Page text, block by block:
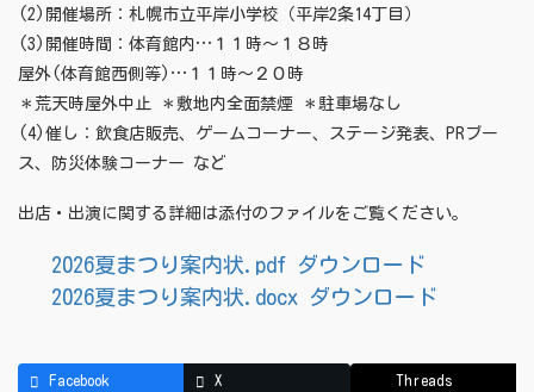
(2)開催場所：札幌市立平岸小学校（平岸2条14丁目）
(3)開催時間：体育館内…１１時～１８時
屋外(体育館西側等)…１１時～２０時
＊荒天時屋外中止 ＊敷地内全面禁煙 ＊駐車場なし
(4)催し：飲食店販売、ゲームコーナー、ステージ発表、PRブー
ス、防災体験コーナー など
出店・出演に関する詳細は添付のファイルをご覧ください。
2026夏まつり案内状.pdf ダウンロード
2026夏まつり案内状.docx ダウンロード
Facebook X Threads